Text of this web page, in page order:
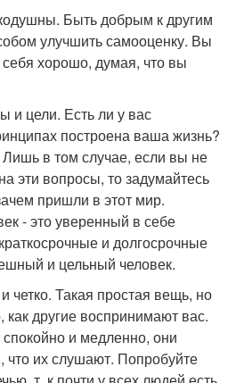
Быть добрым к другим
улучшить самооценку. Вы
себя хорошо, думая, что вы
и цели. Есть ли у вас
построена ваша жизнь?
в том случае, если вы не
эти вопросы, то задумайтесь
пришли в этот мир.
- это уверенный в себе
и долгосрочные
и цельный человек.
четко. Такая простая вещь, но
как другие воспринимают вас.
и медленно, они
что их слушают. Попробуйте